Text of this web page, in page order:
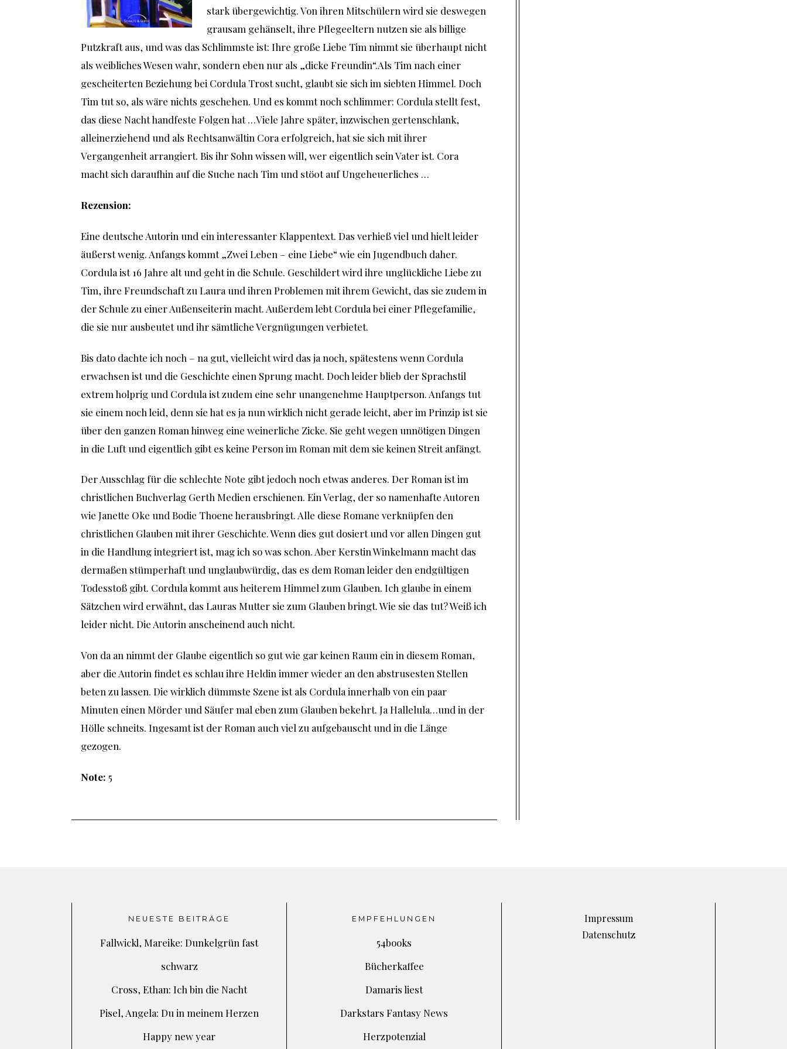
stark übergewichtig. Von ihren Mitschülern wird sie deswegen
grausam gehänselt, ihre Pflegeeltern nutzen sie als billige
Putzkraft aus, und was das Schlimmste ist: Ihre große Liebe Tim nimmt sie überhaupt nicht
als weibliches Wesen wahr, sondern eben nur als „dicke Freundin“.Als Tim nach einer
gescheiterten Beziehung bei Cordula Trost sucht, glaubt sie sich im siebten Himmel. Doch
Tim tut so, als wäre nichts geschehen. Und es kommt noch schlimmer: Cordula stellt fest,
das diese Nacht handfeste Folgen hat …Viele Jahre später, inzwischen gertenschlank,
alleinerziehend und als Rechtsanwältin Cora erfolgreich, hat sie sich mit ihrer
Vergangenheit arrangiert. Bis ihr Sohn wissen will, wer eigentlich sein Vater ist. Cora
macht sich daraufhin auf die Suche nach Tim und stö0t auf Ungeheuerliches …
Rezension:
Eine deutsche Autorin und ein interessanter Klappentext. Das verhieß viel und hielt leider
äußerst wenig. Anfangs kommt „Zwei Leben – eine Liebe“ wie ein Jugendbuch daher.
Cordula ist 16 Jahre alt und geht in die Schule. Geschildert wird ihre unglückliche Liebe zu
Tim, ihre Freundschaft zu Laura und ihren Problemen mit ihrem Gewicht, das sie zudem in
der Schule zu einer Außenseiterin macht. Außerdem lebt Cordula bei einer Pflegefamilie,
die sie nur ausbeutet und ihr sämtliche Vergnügungen verbietet.
Bis dato dachte ich noch – na gut, vielleicht wird das ja noch, spätestens wenn Cordula
erwachsen ist und die Geschichte einen Sprung macht. Doch leider blieb der Sprachstil
extrem holprig und Cordula ist zudem eine sehr unangenehme Hauptperson. Anfangs tut
sie einem noch leid, denn sie hat es ja nun wirklich nicht gerade leicht, aber im Prinzip ist sie
über den ganzen Roman hinweg eine weinerliche Zicke. Sie geht wegen unnötigen Dingen
in die Luft und eigentlich gibt es keine Person im Roman mit dem sie keinen Streit anfängt.
Der Ausschlag für die schlechte Note gibt jedoch noch etwas anderes. Der Roman ist im
christlichen Buchverlag Gerth Medien erschienen. Ein Verlag, der so namenhafte Autoren
wie Janette Oke und Bodie Thoene herausbringt. Alle diese Romane verknüpfen den
christlichen Glauben mit ihrer Geschichte. Wenn dies gut dosiert und vor allen Dingen gut
in die Handlung integriert ist, mag ich so was schon. Aber Kerstin Winkelmann macht das
dermaßen stümperhaft und unglaubwürdig, das es dem Roman leider den endgültigen
Todesstoß gibt. Cordula kommt aus heiterem Himmel zum Glauben. Ich glaube in einem
Sätzchen wird erwähnt, das Lauras Mutter sie zum Glauben bringt. Wie sie das tut? Weiß ich
leider nicht. Die Autorin anscheinend auch nicht.
Von da an nimmt der Glaube eigentlich so gut wie gar keinen Raum ein in diesem Roman,
aber die Autorin findet es schlau ihre Heldin immer wieder an den abstrusesten Stellen
beten zu lassen. Die wirklich dümmste Szene ist als Cordula innerhalb von ein paar
Minuten einen Mörder und Säufer mal eben zum Glauben bekehrt. Ja Hallelula…und in der
Hölle schneits. Ingesamt ist der Roman auch viel zu aufgebauscht und in die Länge
gezogen.
Note: 5
NEUESTE BEITRÄGE
Fallwickl, Mareike: Dunkelgrün fast
schwarz
Cross, Ethan: Ich bin die Nacht
Pisel, Angela: Du in meinem Herzen
Happy new year
EMPFEHLUNGEN
54books
Bücherkaffee
Damaris liest
Darkstars Fantasy News
Herzpotenzial
Impressum
Datenschutz